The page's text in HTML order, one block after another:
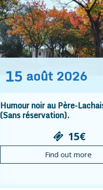
15 août 2026
Humour noir au Père-
(Sans réservation).
15€
Find out more